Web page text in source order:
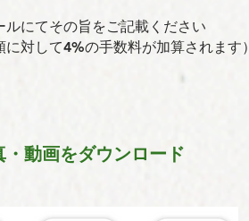
ルにてその旨をご記載ください
に対して4%の手数料が加算されます）
・動画をダウンロード